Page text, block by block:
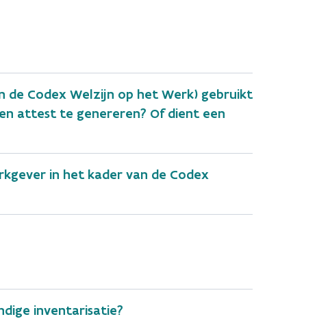
de Codex Welzijn op het Werk) gebruikt
attest te genereren? Of dient een
in het kader van de Codex
inventarisatie?